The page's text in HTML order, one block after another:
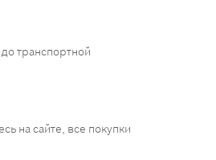
транспортной
на сайте, все покупки